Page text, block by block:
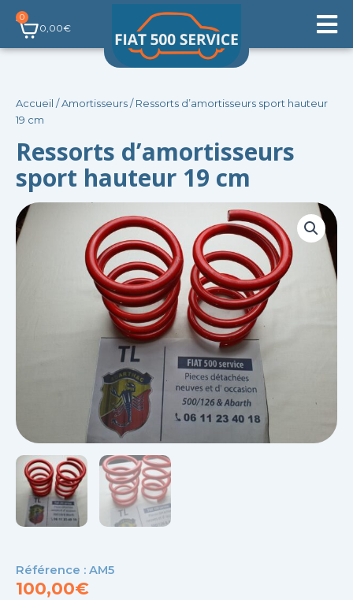
Aller
contenu
0,00€
0
Panier
Accueil /Amortisseurs/ Ressorts d’amortisseurs sport hauteur
19 cm
Ressorts d’amortisseurs
sport hauteur 19 cm
Référence : AM5
100,00€